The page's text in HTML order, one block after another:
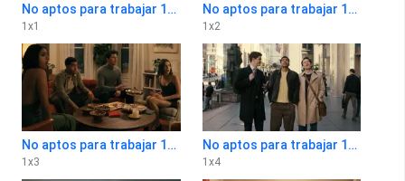
No aptos para trabajar 1x1
1 x1
No aptos para trabajar 1x2
1 x2
No aptos para trabajar 1x3
1 x3
No aptos para trabajar 1x4
1 x4